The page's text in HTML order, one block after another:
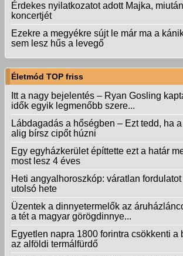
Érdekes nyilatkozatot adott Majka,
koncertjét
Ezekre a megyékre sújt le már ma a
sem lesz hűs a levegő
Életmód TOP friss
Itt a nagy bejelentés – Ryan Gosling
idők egyik legmenőbb szere...
Lábdagadás a hőségben – Ezt tedd, ha
alig bírsz cipőt húzni
Egy egyházkerület építtette ezt a határ
most lesz 4 éves
Heti angyalhoroszkóp: váratlan
utolsó hete
Üzentek a dinnyetermelők az
a tét a magyar görögdinnye...
Egyetlen napra 1800 forintra csökkenti a
az alföldi termálfürdő